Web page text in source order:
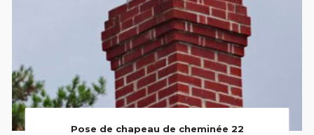
Pose de chapeau de cheminée 22